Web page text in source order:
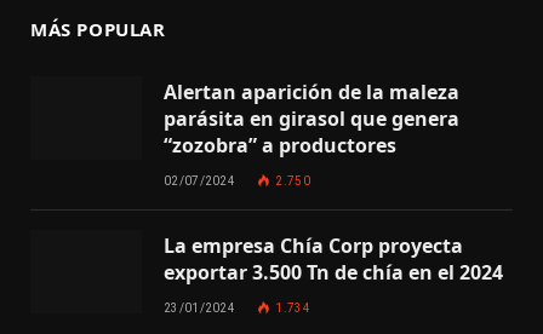
MÁS POPULAR
Alertan aparición de la maleza
parásita en girasol que genera
“zozobra” a productores
02/07/2024 2.750
La empresa Chía Corp proyecta
exportar 3.500 Tn de chía en el 2024
23/01/2024 1.734